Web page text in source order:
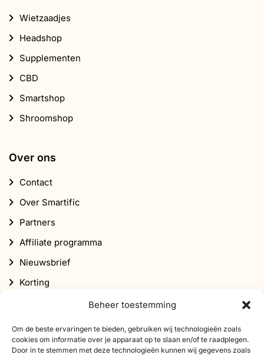
Beheer toestemming
Om de beste ervaringen te bieden, gebruiken wij technologieën zoals
cookies om informatie over je apparaat op te slaan en/of te raadplegen.
Door in te stemmen met deze technologieën kunnen wij gegevens zoals
Wietzaadjes
Headshop
Supplementen
CBD
Smartshop
Shroomshop
Over ons
Contact
Over Smartific
Partners
Affiliate programma
Nieuwsbrief
Korting